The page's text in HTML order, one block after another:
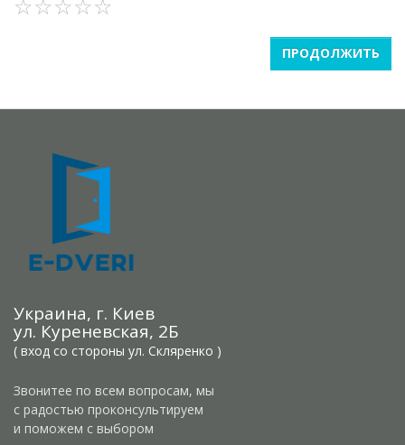
ПРОДОЛЖИТЬ
Украина, г. Киев
ул. Куреневская, 2Б
( вход со стороны ул. Скляренко )
Звонитее по всем вопросам, мы
с радостью проконсультируем
и поможем с выбором